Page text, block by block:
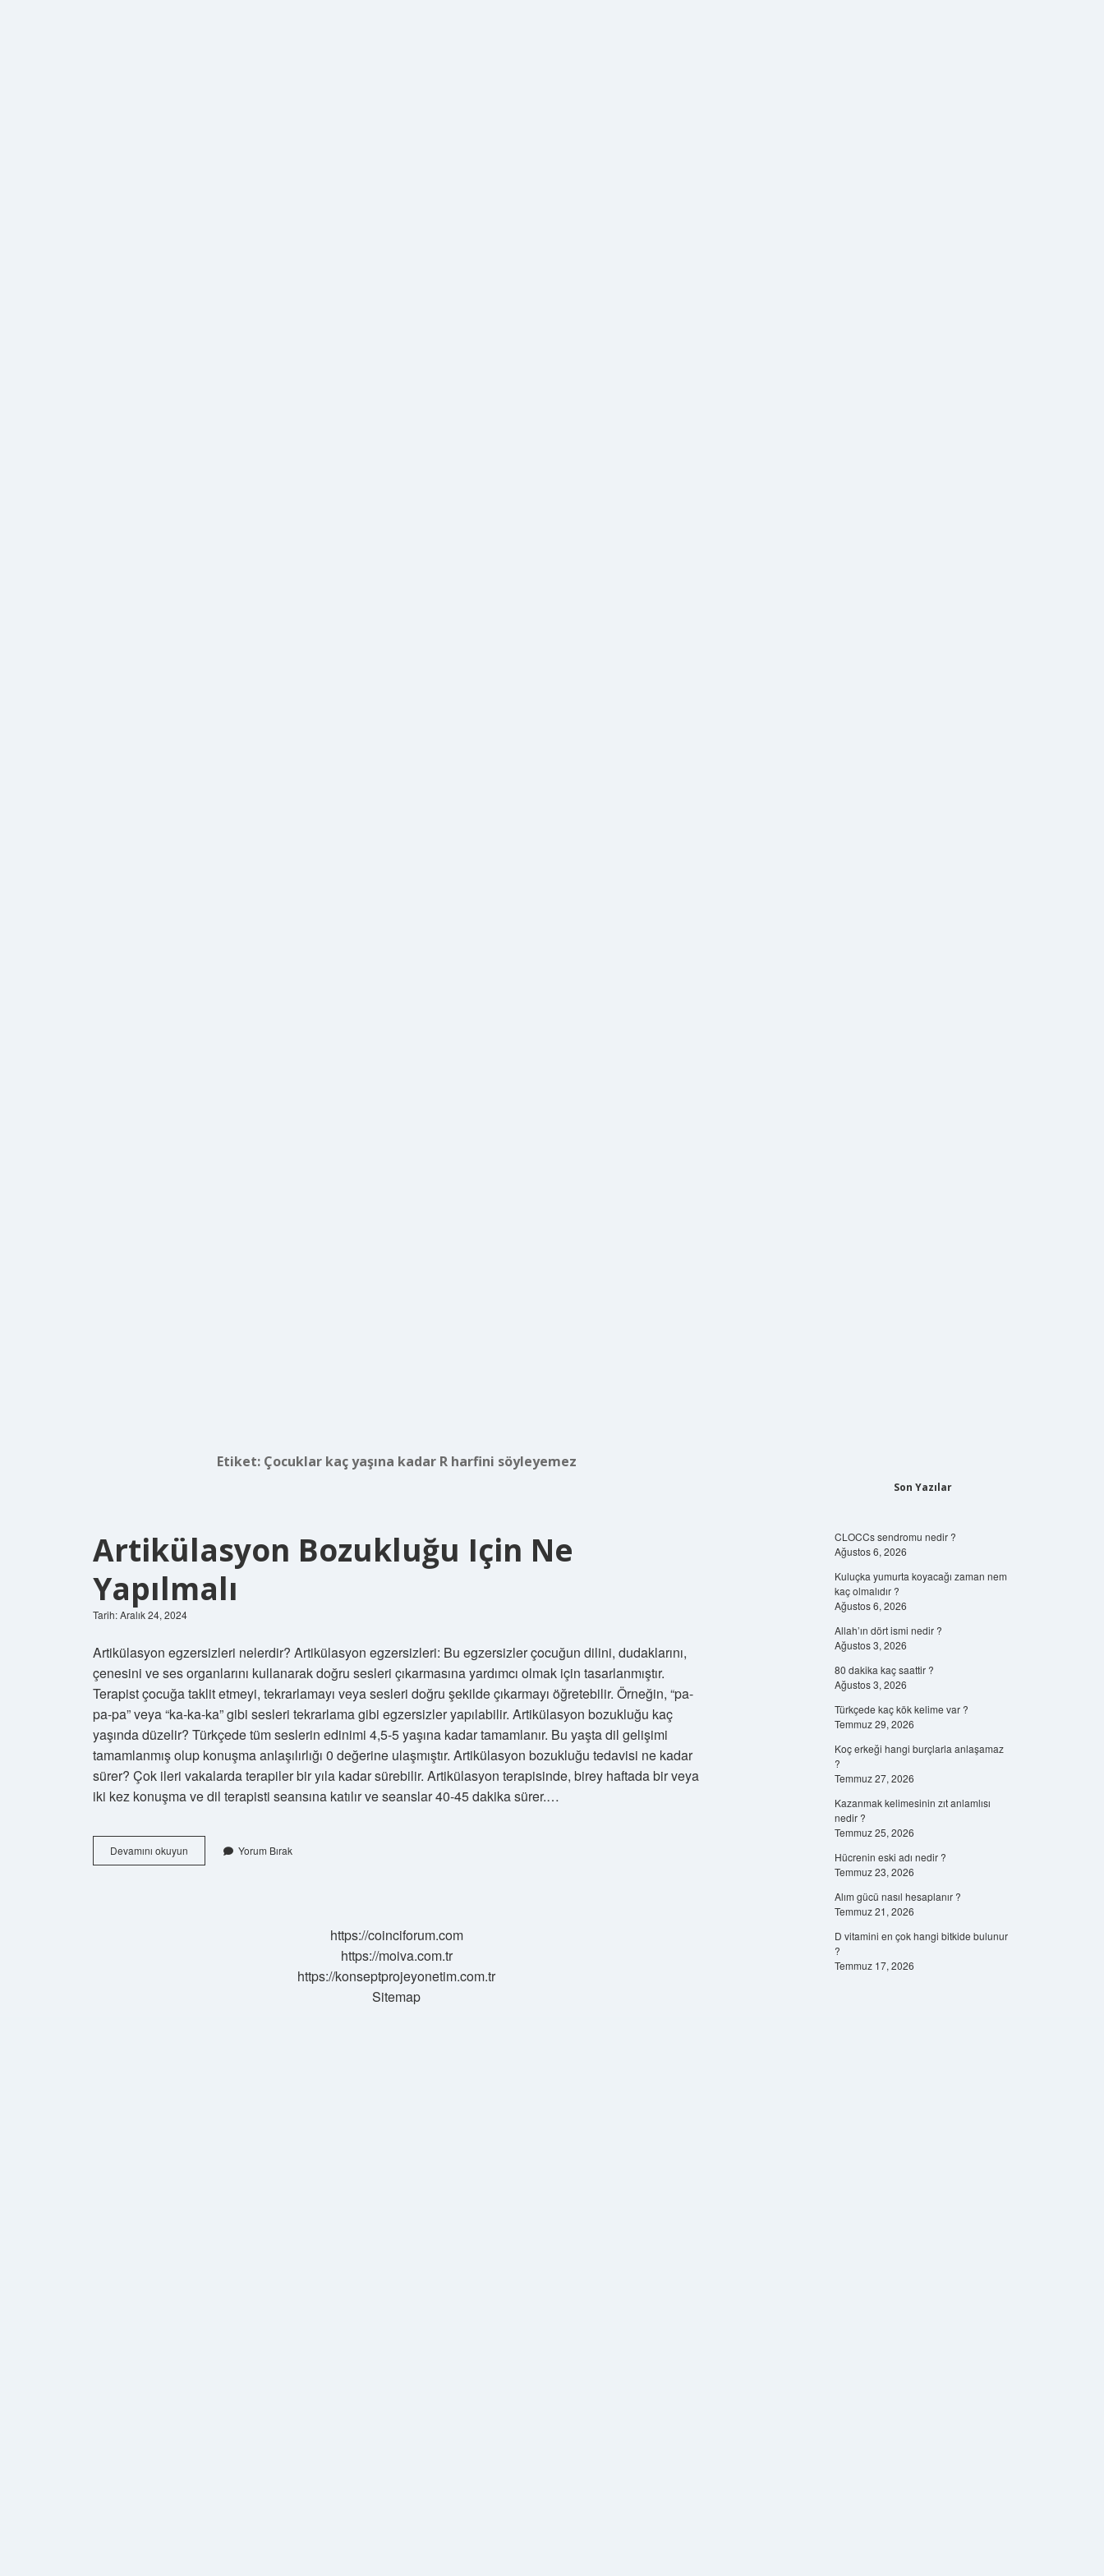
Etiket: Çocuklar kaç yaşına kadar R harfini söyleyemez
Artikülasyon Bozukluğu Için Ne
Yapılmalı
Tarih: Aralık 24, 2024
Artikülasyon egzersizleri nelerdir? Artikülasyon egzersizleri: Bu egzersizler çocuğun dilini, dudaklarını,
çenesini ve ses organlarını kullanarak doğru sesleri çıkarmasına yardımcı olmak için tasarlanmıştır.
Terapist çocuğa taklit etmeyi, tekrarlamayı veya sesleri doğru şekilde çıkarmayı öğretebilir. Örneğin, “pa-
pa-pa” veya “ka-ka-ka” gibi sesleri tekrarlama gibi egzersizler yapılabilir. Artikülasyon bozukluğu kaç
yaşında düzelir? Türkçede tüm seslerin edinimi 4,5-5 yaşına kadar tamamlanır. Bu yaşta dil gelişimi
tamamlanmış olup konuşma anlaşılırlığı 0 değerine ulaşmıştır. Artikülasyon bozukluğu tedavisi ne kadar
sürer? Çok ileri vakalarda terapiler bir yıla kadar sürebilir. Artikülasyon terapisinde, birey haftada bir veya
iki kez konuşma ve dil terapisti seansına katılır ve seanslar 40-45 dakika sürer.…
Devamını okuyun Artikülasyon
Bozukluğu
Yorum Bırak
https://coinciforum.com
https://moiva.com.tr
https://konseptprojeyonetim.com.tr
Sitemap
Son Yazılar
CLOCCs sendromu nedir ?
Ağustos 6, 2026
Kuluçka yumurta koyacağı zaman nem
kaç olmalıdır ?
Ağustos 6, 2026
Allah’ın dört ismi nedir ?
Ağustos 3, 2026
80 dakika kaç saattir ?
Ağustos 3, 2026
Türkçede kaç kök kelime var ?
Temmuz 29, 2026
Koç erkeği hangi burçlarla anlaşamaz
?
Temmuz 27, 2026
Kazanmak kelimesinin zıt anlamlısı
nedir ?
Temmuz 25, 2026
Hücrenin eski adı nedir ?
Temmuz 23, 2026
Alım gücü nasıl hesaplanır ?
Temmuz 21, 2026
D vitamini en çok hangi bitkide bulunur
?
Temmuz 17, 2026